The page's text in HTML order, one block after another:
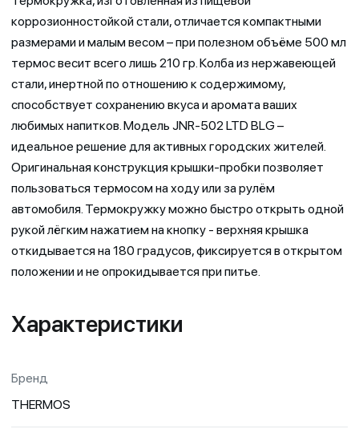
коррозионностойкой стали, отличается компактными
размерами и малым весом – при полезном объёме 500 мл
термос весит всего лишь 210 гр. Колба из нержавеющей
стали, инертной по отношению к содержимому,
способствует сохранению вкуса и аромата ваших
любимых напитков. Модель JNR-502 LTD BLG –
идеальное решение для активных городских жителей.
Оригинальная конструкция крышки-пробки позволяет
пользоваться термосом на ходу или за рулём
автомобиля. Термокружку можно быстро открыть одной
рукой лёгким нажатием на кнопку - верхняя крышка
откидывается на 180 градусов, фиксируется в открытом
положении и не опрокидывается при питье.
Характеристики
Бренд
THERMOS